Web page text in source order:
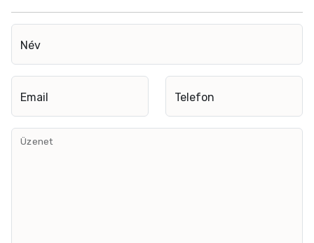
Név
Email Telefon
Üzenet